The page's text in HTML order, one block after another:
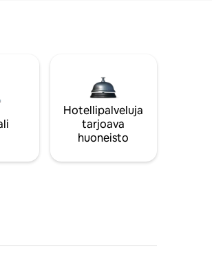
Hotellipalveluja
tarjoava
huoneisto